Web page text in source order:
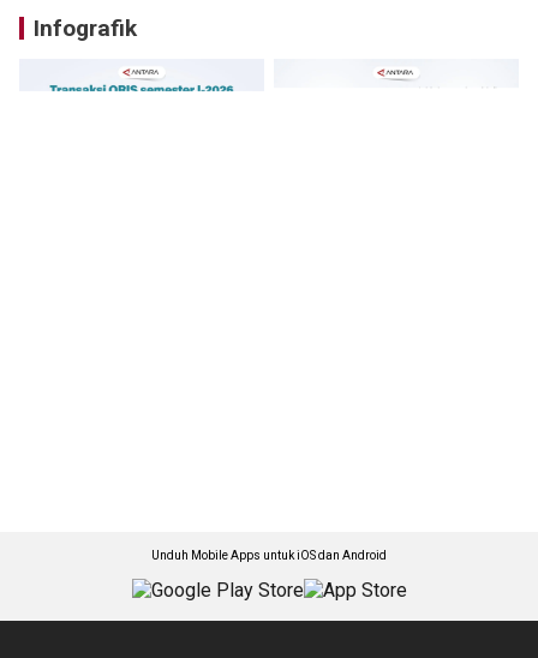
Infografik
Unduh Mobile Apps untuk iOS dan Android